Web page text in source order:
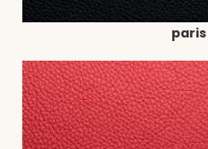
paris